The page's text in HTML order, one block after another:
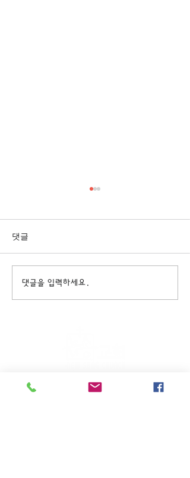
댓글
댓글을 입력하세요.
주일KM예배 (1부) 9am, (2부)